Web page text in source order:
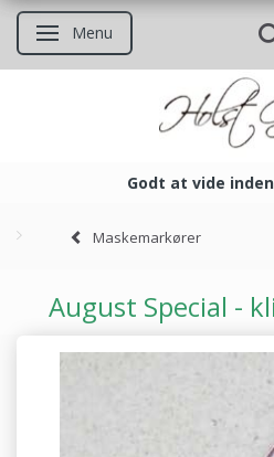
Skifte navigation
Menu
Godt at vide
Maskemarkører
August Special -